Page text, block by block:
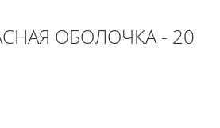
ОБОЛОЧКА - 20